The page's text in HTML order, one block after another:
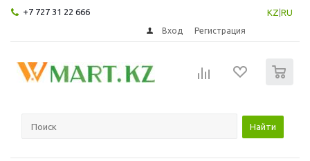
+7 727 31 22 666 KZ RU
Вход Регистрация
Найти